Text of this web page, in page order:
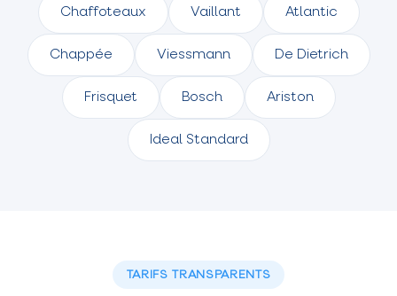
Chaffoteaux Vaillant Atlantic
Chappée Viessmann De Dietrich
Frisquet Bosch Ariston
Ideal Standard
TARIFS TRANSPARENTS